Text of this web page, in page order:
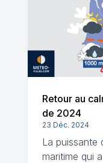
Retour au
de 2024
23 Déc. 2024
La puissante
maritime qui